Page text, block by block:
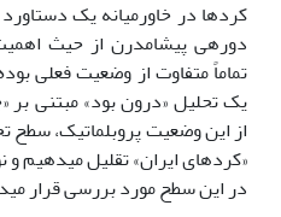
کردها در خاورمیانه یک
دوره­ی پیشامدرن از حیث
تماماً متفاوت از وضعیت فعلی
یک تحلیل «درون بود» مبتنی بر
از این وضعیت پروبلماتیک، سطح
«کردهای ایران» تقلیل می­دهیم و
در این سطح مورد بررسی قرار